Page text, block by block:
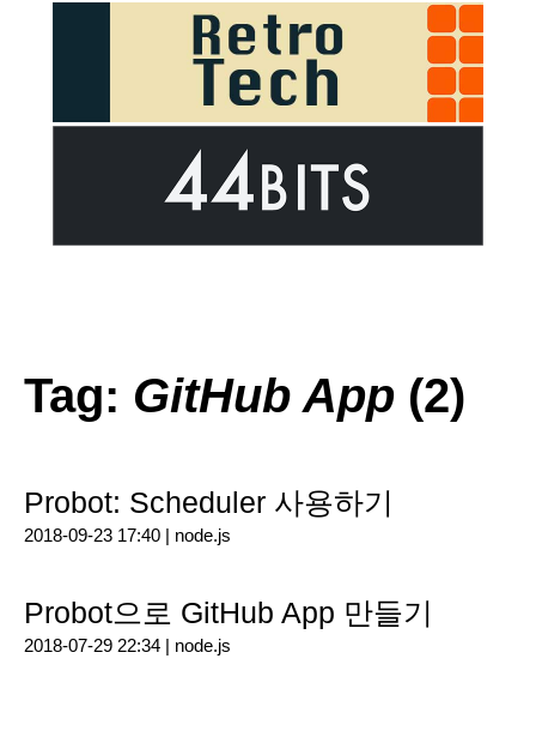
Tag: GitHub App (2)
Probot: Scheduler 사용하기
2018-09-23 17:40 | node.js
Probot으로 GitHub App 만들기
2018-07-29 22:34 | node.js